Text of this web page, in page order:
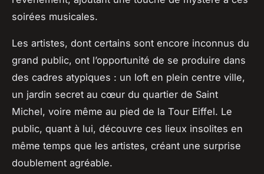
soirées musicales.
Les artistes, dont certains sont encore inconnus du
grand public, ont l’opportunité de se produire dans
des cadres atypiques : un loft en plein centre ville,
un jardin secret au cœur du quartier de Saint
Michel, voire même au pied de la Tour Eiffel. Le
public, quant à lui, découvre ces lieux insolites en
même temps que les artistes, créant une surprise
doublement agréable.